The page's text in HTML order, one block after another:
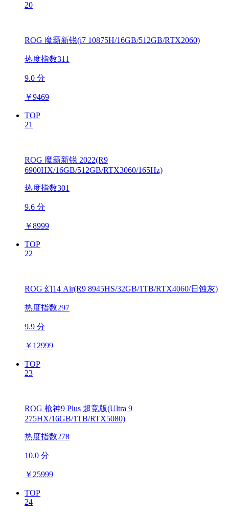
20
ROG 魔霸新锐(i7 10875H/16GB/512GB/RTX2060)
热度指数311
9.0 分
￥9469
TOP
21
ROG 魔霸新锐 2022(R9
6900HX/16GB/512GB/RTX3060/165Hz)
热度指数301
9.6 分
￥8999
TOP
22
ROG 幻14 Air(R9 8945HS/32GB/1TB/RTX4060/日蚀灰)
热度指数297
9.9 分
￥ 12999
TOP
23
ROG 枪神9 Plus 超竞版(Ultra 9
275HX/16GB/1TB/RTX5080)
热度指数278
10.0 分
￥ 25999
TOP
24